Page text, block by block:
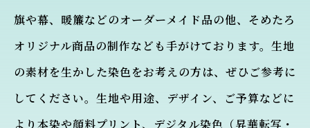
旗や幕、暖簾などのオーダーメイド品の他、そめたろ
オリジナル商品の制作なども手がけております。生地
の素材を生かした染色をお考えの方は、ぜひご参考に
してください。生地や用途、デザイン、ご予算などに
より本染や顔料プリント、デジタル染色（昇華転写・